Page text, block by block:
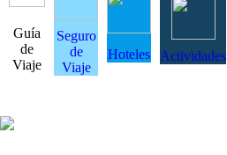
Guía
de
Viaje
Seguro
de
Viaje
Hoteles Actividades